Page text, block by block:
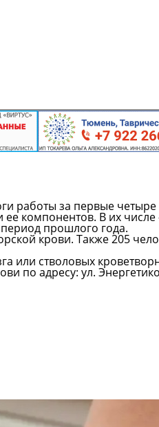
работы за первые четыре
компонентов. В их числе
прошлого года.
крови. Также 205
или стволовых
по адресу: ул.